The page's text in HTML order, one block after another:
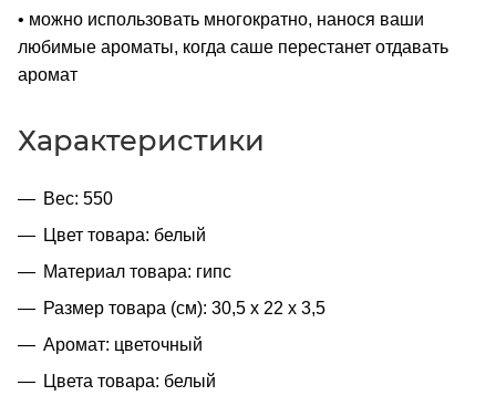
• можно использовать многократно, нанося ваши
любимые ароматы, когда саше перестанет отдавать
аромат
Характеристики
Вес: 550
Цвет товара: белый
Материал товара: гипс
Размер товара (см): 30,5 х 22 х 3,5
Аромат: цветочный
Цвета товара: белый